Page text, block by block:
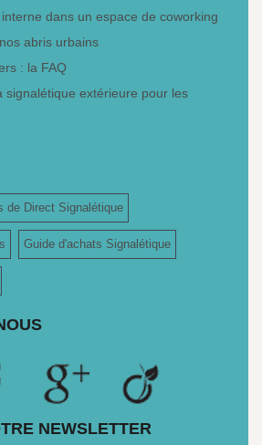
dans un espace de coworking
abris urbains
: la FAQ
signalétique extérieure pour les
de Direct Signalétique
Guide d'achats Signalétique
NEWSLETTER